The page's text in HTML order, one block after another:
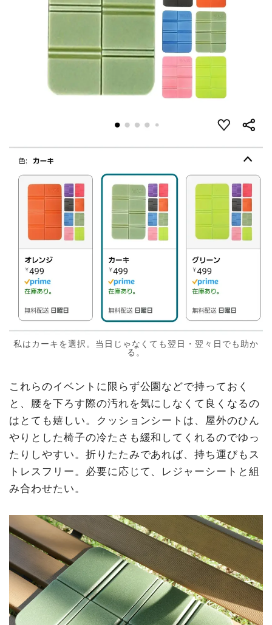
私はカーキを選択。当日じゃなくても翌日・翌々日でも助か
る。
これらのイベントに限らず公園などで持っておく
と、腰を下ろす際の汚れを気にしなくて良くなるの
はとても嬉しい。クッションシートは、屋外のひん
やりとした椅子の冷たさも緩和してくれるのでゆっ
たりしやすい。折りたたみであれば、持ち運びもス
トレスフリー。必要に応じて、レジャーシートと組
み合わせたい。